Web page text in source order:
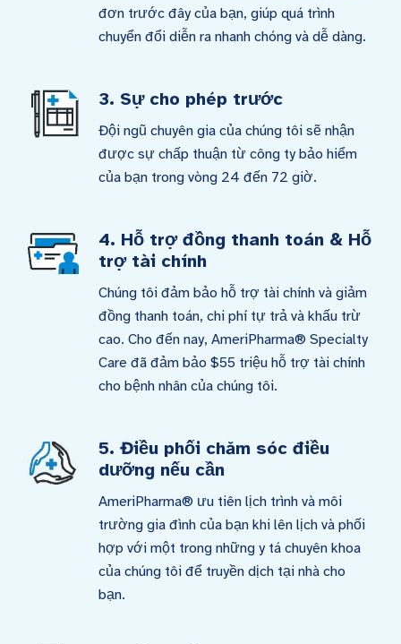
đơn trước đây của bạn, giúp quá trình
chuyển đổi diễn ra nhanh chóng và dễ dàng.
3. Sự cho phép trước
Đội ngũ chuyên gia của chúng tôi sẽ nhận
được sự chấp thuận từ công ty bảo hiểm
của bạn trong vòng 24 đến 72 giờ.
4. Hỗ trợ đồng thanh toán & Hỗ
trợ tài chính
Chúng tôi đảm bảo hỗ trợ tài chính và giảm
đồng thanh toán, chi phí tự trả và khấu trừ
cao. Cho đến nay, AmeriPharma® Specialty
Care đã đảm bảo $55 triệu hỗ trợ tài chính
cho bệnh nhân của chúng tôi.
5. Điều phối chăm sóc điều
dưỡng nếu cần
AmeriPharma® ưu tiên lịch trình và môi
trường gia đình của bạn khi lên lịch và phối
hợp với một trong những y tá chuyên khoa
của chúng tôi để truyền dịch tại nhà cho
bạn.